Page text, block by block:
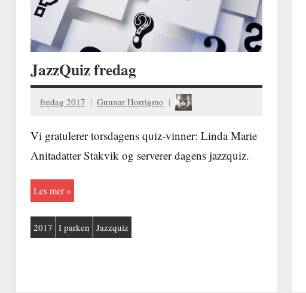
JazzQuiz fredag
fredag 2017 Gunnar Horrigmo
Vi gratulerer torsdagens quiz-vinner: Linda Marie
Anitadatter Stakvik og serverer dagens jazzquiz.
Les mer
2017 I parken Jazzquiz